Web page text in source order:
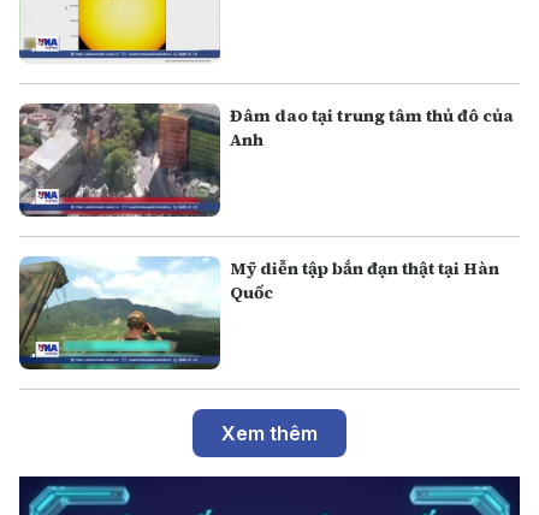
Đâm dao tại trung tâm thủ đô của
Anh
Mỹ diễn tập bắn đạn thật tại Hàn
Quốc
Xem thêm